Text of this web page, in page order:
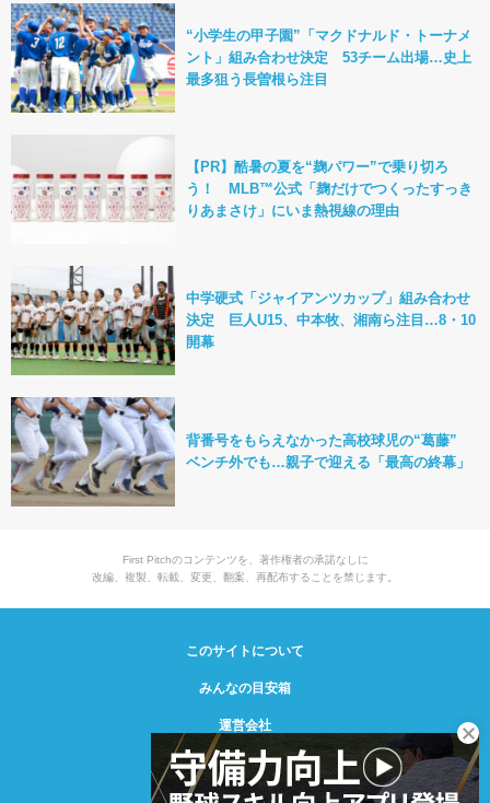
“小学生の甲子園”「マクドナルド・トーナメ
ント」組み合わせ決定 53チーム出場…史上
最多狙う長曽根ら注目
【PR】酷暑の夏を“麹パワー”で乗り切ろ
う！ MLB™公式「麹だけでつくったすっき
りあまさけ」にいま熱視線の理由
中学硬式「ジャイアンツカップ」組み合わせ
決定 巨人U15、中本牧、湘南ら注目…8・10
開幕
背番号をもらえなかった高校球児の“葛藤”
ベンチ外でも…親子で迎える「最高の終幕」
First Pitchのコンテンツを、著作権者の承諾なしに
改編、複製、転載、変更、翻案、再配布することを禁じます。
このサイトについて
みんなの目安箱
運営会社